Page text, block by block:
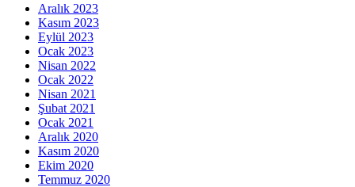
Aralık 2023
Kasım 2023
Eylül 2023
Ocak 2023
Nisan 2022
Ocak 2022
Nisan 2021
Şubat 2021
Ocak 2021
Aralık 2020
Kasım 2020
Ekim 2020
Temmuz 2020